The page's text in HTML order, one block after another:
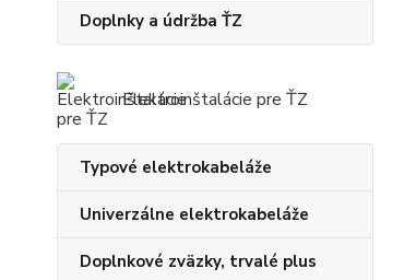
Doplnky a údržba ŤZ
Elektroinštalácie pre ŤZ
Typové elektrokabeláže
Univerzálne elektrokabeláže
Doplnkové zväzky, trvalé plus